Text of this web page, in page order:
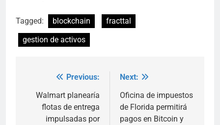
Tagged: blockchain
fracttal
gestion de activos
navigation
Previous:
Walmart planearía
flotas de entrega
impulsadas por
Next:
Oficina de impuestos
de Florida permitirá
pagos en Bitcoin y